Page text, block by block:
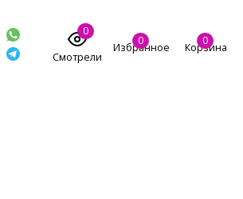
0
Смотрели
0
Избранное
0
Корзина